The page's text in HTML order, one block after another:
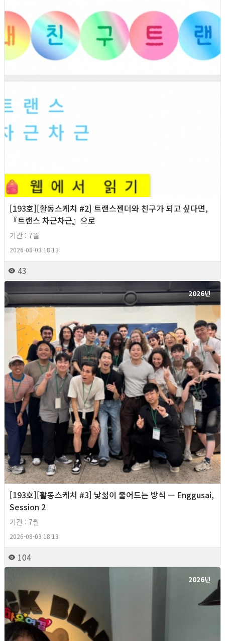
[193호][활동스케치 #2] 트랜스젠더와 친구가 되고 싶다면,
『트랜스 차근차근』으로
기간 : 7월
2026-08-03 18:13
43
2026년
[193호][활동스케치 #3] 낯섦이 줄어드는 방식 — Enggusai,
Session 2
기간 : 7월
2026-08-03 18:13
104
2026년